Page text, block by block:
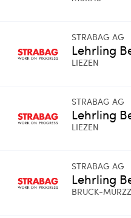
STRABAG AG
Lehrling
LIEZEN
STRABAG AG
Lehrling
LIEZEN
STRABAG AG
Lehrling
BRUCK-